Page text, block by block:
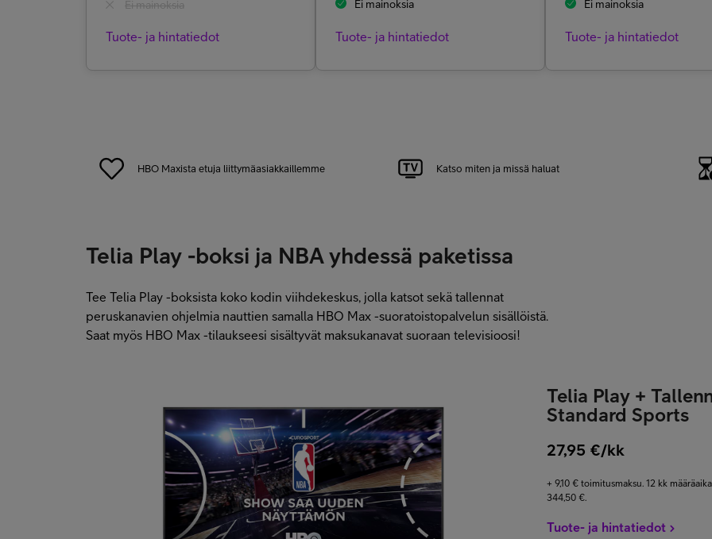
Ei mainoksia
Tuote- ja hintatiedot
Ei mainoksia
Tuote- ja hintatiedot
Ei mainoksia
Tuote- ja hintatiedot
HBO Maxista etuja liittymäasiakkaillemme Katso miten ja missä haluat
Telia Play -boksi ja NBA yhdessä paketissa
Tee Telia Play -boksista koko kodin viihdekeskus, jolla katsot sekä tallennat
peruskanavien ohjelmia nauttien samalla HBO Max -suoratoistopalvelun sisällöistä.
Saat myös HBO Max -tilaukseesi sisältyvät maksukanavat suoraan televisioosi!
Telia Play +
Standard Sports
27,95 €/kk
+ 9,10 € toimitusmaksu. 12 kk
344,50 €.
Tuote- ja hintatiedot